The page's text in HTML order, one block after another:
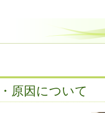
原因について